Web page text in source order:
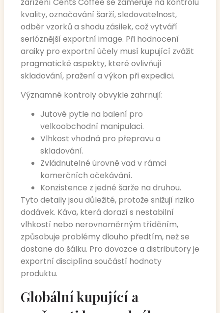
kvality, označování šarží, sledovatelnost,
odběr vzorků a shodu zásilek, což vytváří
serióznější exportní image. Při hodnocení
araiky pro exportní účely musí kupující zvážit
pragmatické aspekty, které ovlivňují
skladování, pražení a výkon při expedici.
Významné kontroly obvykle zahrnují:
Jutové pytle na balení pro
velkoobchodní manipulaci.
Vlhkost vhodná pro přepravu a
skladování.
Zvládnutelné úrovně vad v rámci
komerčních očekávání.
Konzistence z jedné šarže na druhou.
Tyto detaily jsou důležité, protože snižují riziko
dodávek. Káva, která dorazí s nestabilní
vlhkostí nebo nerovnoměrným tříděním,
způsobuje problémy dlouho předtím, než se
dostane do šálku. Pro dovozce a distributory je
exportní disciplína součástí hodnoty
produktu.
Globální kupující a